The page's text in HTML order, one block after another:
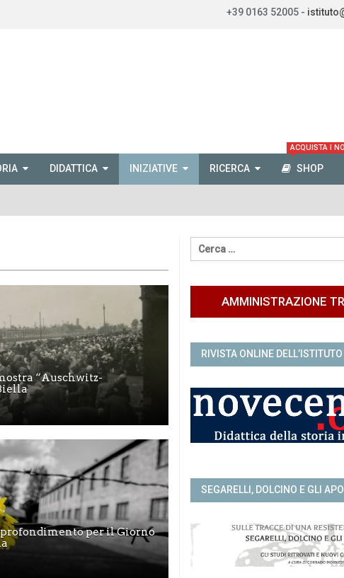
+39 0163 52005 -
DIDATTICA INIZIATIVE RICERCA SHOP
ACQUISTA I
“Auschwitz-
per il Giorno
AMMINISTRAZIONE
RIVISTA ONLINE DELL’ISTITUTO
SEGARELLI, DOLCINO E GLI